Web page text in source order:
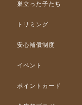
巣立った子たち
トリミング
安心補償制度
イベント
ポイントカード